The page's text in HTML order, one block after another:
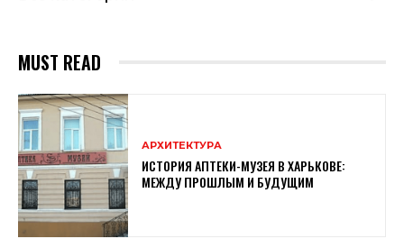
MUST READ
АРХИТЕКТУРА
ИСТОРИЯ АПТЕКИ-МУЗЕЯ В ХАРЬКОВЕ:
МЕЖДУ ПРОШЛЫМ И БУДУЩИМ